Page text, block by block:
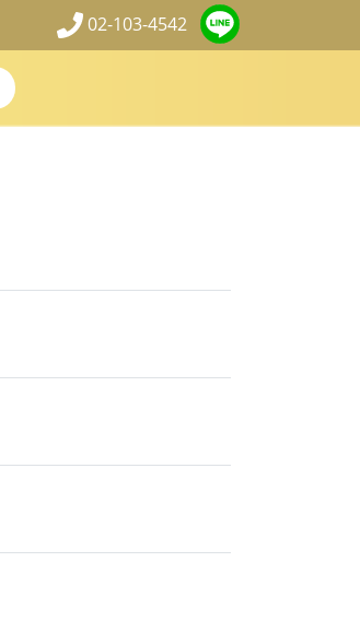
02-103-4542